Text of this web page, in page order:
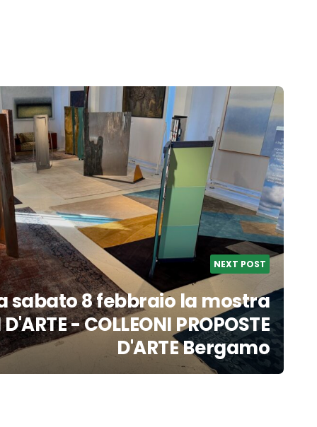
NEXT POST
sabato 8 febbraio la mostra
- COLLEONI PROPOSTE
D'ARTE Bergamo